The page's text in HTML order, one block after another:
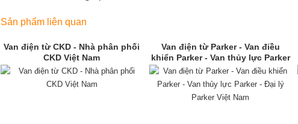
Sản phẩm liên quan
Van điện từ CKD - Nhà phân phối
CKD Việt Nam
Van điện từ Parker - Van điều
khiển Parker - Van thủy lực Parker
- Đại lý Parker Việt Nam